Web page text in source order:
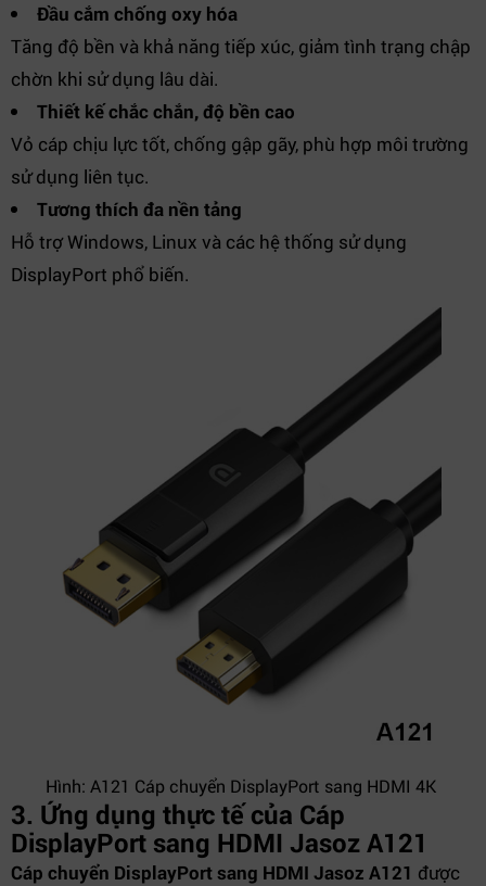
Đầu cắm chống oxy hóa
Tăng độ bền và khả năng tiếp xúc, giảm tình trạng chập
chờn khi sử dụng lâu dài.
Thiết kế chắc chắn, độ bền cao
Vỏ cáp chịu lực tốt, chống gập gãy, phù hợp môi trường
sử dụng liên tục.
Tương thích đa nền tảng
Hỗ trợ Windows, Linux và các hệ thống sử dụng
DisplayPort phổ biến.
Hình: A121 Cáp chuyển DisplayPort sang HDMI 4K
3. Ứng dụng thực tế của Cáp
DisplayPort sang HDMI Jasoz A121
Cáp chuyển DisplayPort sang HDMI Jasoz A121 được